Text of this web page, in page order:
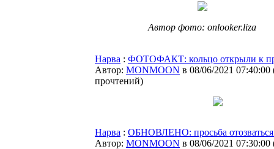
Автор фото: onlooker.liza
Нарва : ФОТОФАКТ: кольцо открыли к
Автор: MONMOON в 08/06/2021 07:40:00
прочтений)
Нарва : ОБНОВЛЕНО: просьба
Автор: MONMOON в 08/06/2021 07:30:00